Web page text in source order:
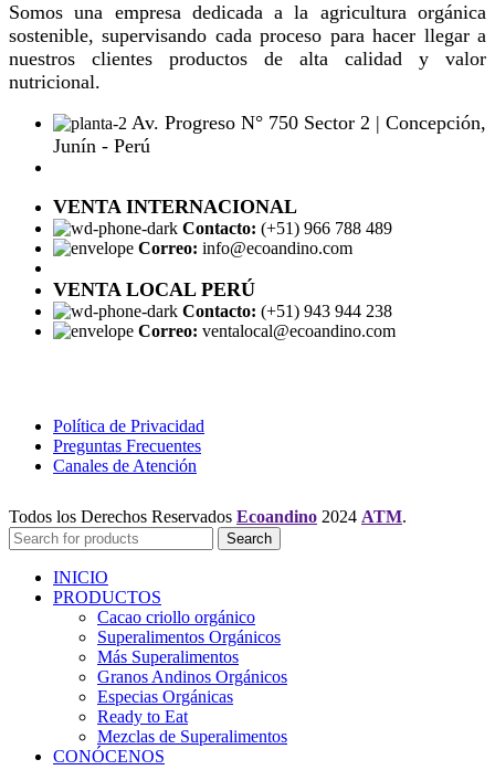
Somos una empresa dedicada a la agricultura orgánica
sostenible, supervisando cada proceso para hacer llegar a
nuestros clientes productos de alta calidad y valor
nutricional.
Av. Progreso N° 750 Sector 2 | Concepción,
Junín - Perú
VENTA INTERNACIONAL
Contacto: (+51) 966 788 489
Correo: info@ecoandino.com
VENTA LOCAL PERÚ
Contacto: (+51) 943 944 238
Correo: ventalocal@ecoandino.com
Política de Privacidad
Preguntas Frecuentes
Canales de Atención
Todos los Derechos Reservados Ecoandino 2024 ATM.
Search
INICIO
PRODUCTOS
Cacao criollo orgánico
Superalimentos Orgánicos
Más Superalimentos
Granos Andinos Orgánicos
Especias Orgánicas
Ready to Eat
Mezclas de Superalimentos
CONÓCENOS